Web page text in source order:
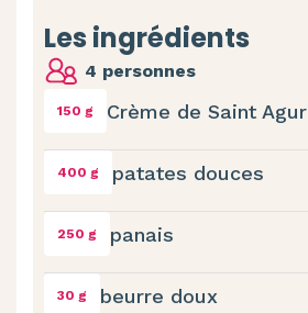
Les ingrédients
4 personnes
150 g Crème de Saint Agur
400 g patates douces
250 g panais
30 g beurre doux